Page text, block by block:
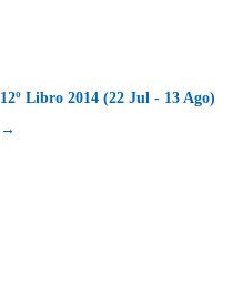
12º Libro 2014 (22 Jul - 13 Ago)
→